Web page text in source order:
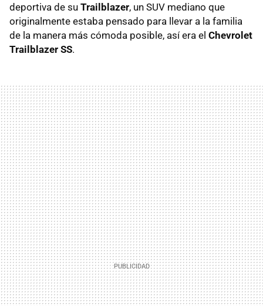
deportiva de su Trailblazer, un SUV mediano que
originalmente estaba pensado para llevar a la familia
de la manera más cómoda posible, así era el Chevrolet
Trailblazer SS.